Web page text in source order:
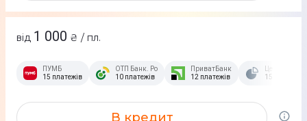
від 1 000 ₴ / пл.
ПУМБ
15 платежів
ОТП Банк. Розстрочка Скибочка.
10 платежів
ПриватБанк
12 платежів
15 платежів
В кредит